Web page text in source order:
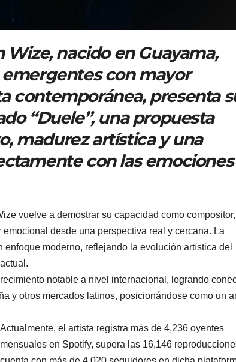
nacido en Guayama,
emergentes con mayor
contemporánea, presenta
“Duele”, una propuesta
madurez artística y una
con las emociones
vuelve a demostrar su capacidad como compositor,
desde una perspectiva real y cercana. La
moderno, reflejando la evolución artística del
notable a nivel internacional, logrando
y otros mercados latinos, posicionándose como un
Actualmente, el artista registra más de 4,236 oyentes
mensuales en Spotify, supera las 16,146